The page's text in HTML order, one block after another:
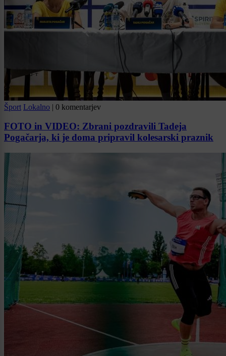
Šport Lokalno | 0 komentarjev
FOTO in VIDEO: Zbrani pozdravili Tadeja
Pogačarja, ki je doma pripravil kolesarski praznik